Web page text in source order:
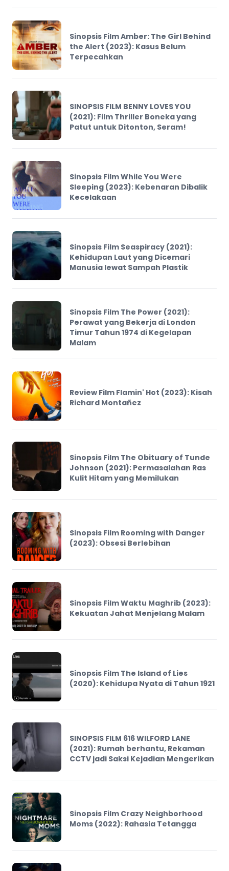
Sinopsis Film Amber: The Girl Behind
the Alert (2023): Kasus Belum
Terpecahkan
SINOPSIS FILM BENNY LOVES YOU
(2021): Film Thriller Boneka yang
Patut untuk Ditonton, Seram!
Sinopsis Film While You Were
Sleeping (2023): Kebenaran Dibalik
Kecelakaan
Sinopsis Film Seaspiracy (2021):
Kehidupan Laut yang Dicemari
Manusia lewat Sampah Plastik
Sinopsis Film The Power (2021):
Perawat yang Bekerja di London
Timur Tahun 1974 di Kegelapan
Malam
Review Film Flamin' Hot (2023): Kisah
Richard Montañez
Sinopsis Film The Obituary of Tunde
Johnson (2021): Permasalahan Ras
Kulit Hitam yang Memilukan
Sinopsis Film Rooming with Danger
(2023): Obsesi Berlebihan
Sinopsis Film Waktu Maghrib (2023):
Kekuatan Jahat Menjelang Malam
Sinopsis Film The Island of Lies
(2020): Kehidupa Nyata di Tahun 1921
SINOPSIS FILM 616 WILFORD LANE
(2021): Rumah berhantu, Rekaman
CCTV jadi Saksi Kejadian Mengerikan
Sinopsis Film Crazy Neighborhood
Moms (2022): Rahasia Tetangga